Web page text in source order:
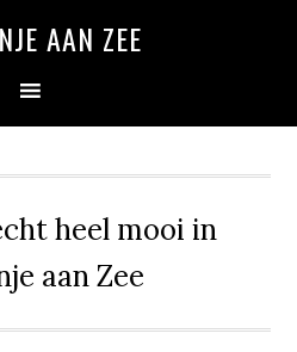
AAN ZEE
heel mooi in
aan Zee